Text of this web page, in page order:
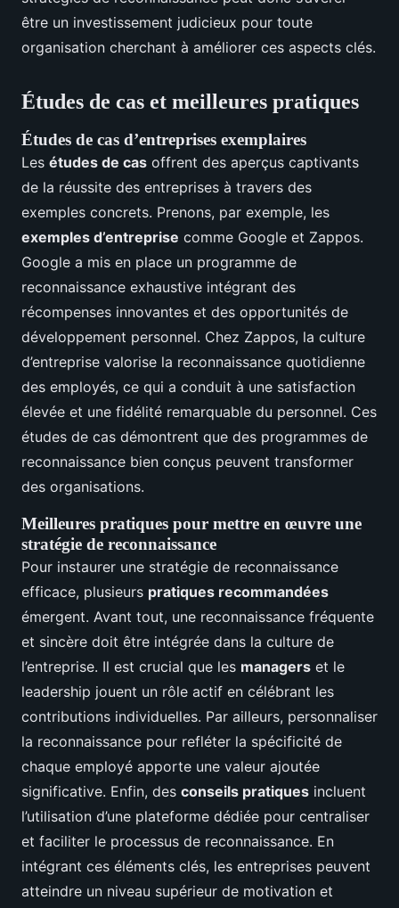
être un investissement judicieux pour toute
organisation cherchant à améliorer ces aspects clés.
Études de cas et meilleures pratiques
Études de cas d’entreprises exemplaires
Les études de cas offrent des aperçus captivants
de la réussite des entreprises à travers des
exemples concrets. Prenons, par exemple, les
exemples d’entreprise comme Google et Zappos.
Google a mis en place un programme de
reconnaissance exhaustive intégrant des
récompenses innovantes et des opportunités de
développement personnel. Chez Zappos, la culture
d’entreprise valorise la reconnaissance quotidienne
des employés, ce qui a conduit à une satisfaction
élevée et une fidélité remarquable du personnel. Ces
études de cas démontrent que des programmes de
reconnaissance bien conçus peuvent transformer
des organisations.
Meilleures pratiques pour mettre en œuvre une
stratégie de reconnaissance
Pour instaurer une stratégie de reconnaissance
efficace, plusieurs pratiques recommandées
émergent. Avant tout, une reconnaissance fréquente
et sincère doit être intégrée dans la culture de
l’entreprise. Il est crucial que les managers et le
leadership jouent un rôle actif en célébrant les
contributions individuelles. Par ailleurs, personnaliser
la reconnaissance pour refléter la spécificité de
chaque employé apporte une valeur ajoutée
significative. Enfin, des conseils pratiques incluent
l’utilisation d’une plateforme dédiée pour centraliser
et faciliter le processus de reconnaissance. En
intégrant ces éléments clés, les entreprises peuvent
atteindre un niveau supérieur de motivation et